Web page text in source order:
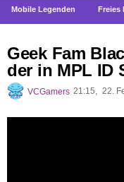
Mobile Legenden Freies
Geek Fam
der in MPL ID
VCGamers 21:15, 22.